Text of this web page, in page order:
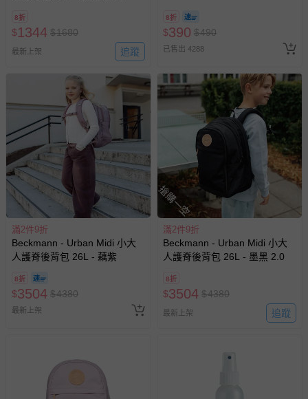
8折
$1344 $1680
最新上架 追蹤
訂單編號兌換，逾期作廢) (大
人小孩均一價(3歲以上需購票))
8折
$390 $490
已售出 4288
滿2件9折
Beckmann - Urban Midi 小大
人護脊後背包 26L - 藕紫
8折
$3504 $4380
最新上架
搶購一空
滿2件9折
Beckmann - Urban Midi 小大
人護脊後背包 26L - 墨黑 2.0
8折
$3504 $4380
最新上架 追蹤